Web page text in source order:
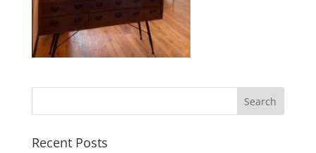
Recent Posts